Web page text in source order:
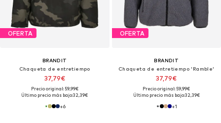
OFERTA
BRANDIT
Chaqueta de entretiempo
37,79€
Precio original: 59,99€
Último precio más bajo:32,39€
+6
OFERTA
BRANDIT
Chaqueta de entretiempo 'Ramble'
37,79€
Precio original: 59,99€
Último precio más bajo:32,39€
+1